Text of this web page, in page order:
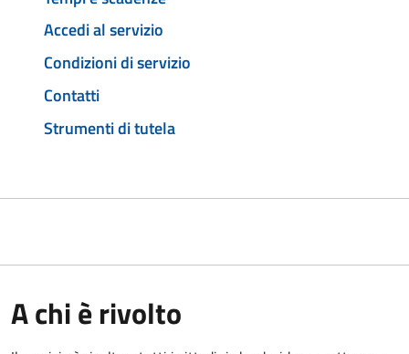
Accedi al servizio
Condizioni di servizio
Contatti
Strumenti di tutela
A chi è rivolto